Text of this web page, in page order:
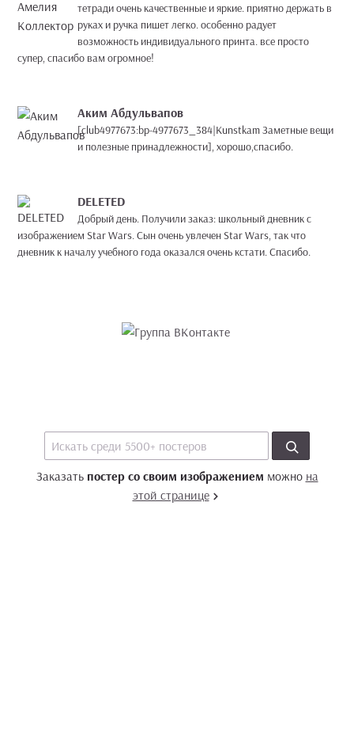
тетради очень качественные и яркие. приятно держать в
руках и ручка пишет легко. особенно радует
возможность индивидуального принта. все просто
супер, спасибо вам огромное!
Аким Абдульвапов
[club4977673:bp-4977673_384|Kunstkam Заметные вещи
и полезные принадлежности], хорошо,спасибо.
DELETED
Добрый день. Получили заказ: школьный дневник с
изображением Star Wars. Сын очень увлечен Star Wars, так что
дневник к началу учебного года оказался очень кстати. Спасибо.
Заказать постер со своим изображением можно на
этой странице